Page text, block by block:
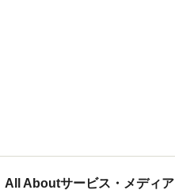
All Aboutサービス・メディア